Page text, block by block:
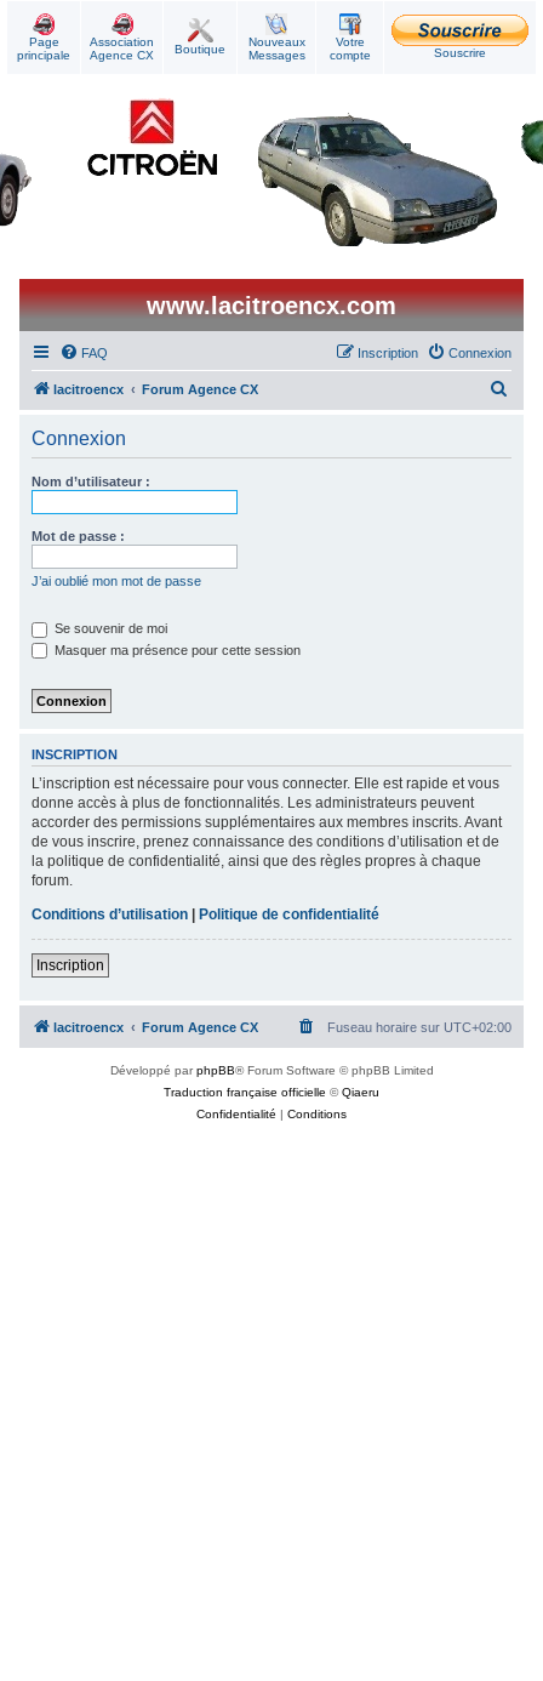
Page
principale
Association
Agence CX
Boutique
Nouveaux
Messages
Votre
compte
Souscrire
www.lacitroencx.com
FAQ Connexion
Inscription
lacitroencx Forum Agence CX
Connexion
Nom d’utilisateur :
Mot de passe :
J’ai oublié mon mot de passe
Se souvenir de moi
Masquer ma présence pour cette session
INSCRIPTION
L’inscription est nécessaire pour vous connecter. Elle est rapide et vous
donne accès à plus de fonctionnalités. Les administrateurs peuvent
accorder des permissions supplémentaires aux membres inscrits. Avant
de vous inscrire, prenez connaissance des conditions d’utilisation et de
la politique de confidentialité, ainsi que des règles propres à chaque
forum.
Conditions d’utilisation |Politique de confidentialité
Inscription
lacitroencx Forum Agence CX Fuseau horaire sur UTC+02:00
Développé parphpBB® Forum Software © phpBB Limited
Traduction française officielle ©Qiaeru
Confidentialité | Conditions